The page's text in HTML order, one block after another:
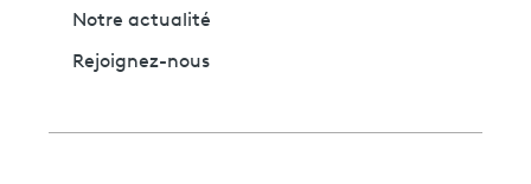
Notre actualité
Rejoignez-nous